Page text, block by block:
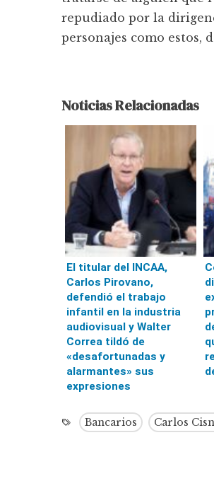
repudiado por la
personajes como estos,
Noticias Relacionadas
El titular del INCAA,
Carlos Pirovano,
defendió el trabajo
infantil en la industria
audiovisual y Walter
Correa tildó de
«desafortunadas y
alarmantes» sus
expresiones
Bancarios Carlos